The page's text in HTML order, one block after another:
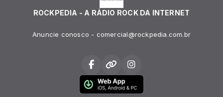
ROCKPEDIA - A RÁDIO ROCK DA INTERNET
Anuncie conosco - comercial@rockpedia.com.br